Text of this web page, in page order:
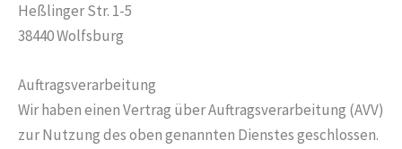
Heßlinger Str. 1-5
38440 Wolfsburg
Auftragsverarbeitung
Wir haben einen Vertrag über Auftragsverarbeitung (AVV)
zur Nutzung des oben genannten Dienstes geschlossen.